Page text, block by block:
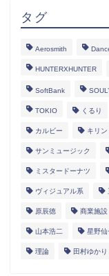
タグ
Aerosmith
HUNTERXHUNTER
SoftBank
TOKIO くるり
カルビー キリン
サンミュージック
ミスタードーナツ
ヴィジュアル系
原辰徳 商業施設
山本浩二 星野仙
理論 田村ゆかり